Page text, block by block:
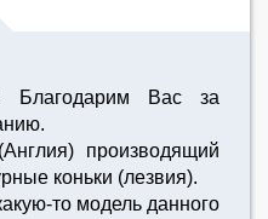
Благодарим Вас за
производящий
коньки (лезвия).
то модель данного